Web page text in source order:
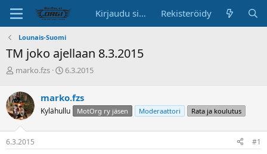
Kirjaudu sisään Rekisteröidy
Lounais-Suomi
TM joko ajellaan 8.3.2015
K
s
k
u
s
t
e
marko.fzs
A
i
t
s
6.3.2015
marko.fzs
Kylähullu MotOrg ry jäsen Moderaattori Rata ja koulutus
6.3.2015 #1